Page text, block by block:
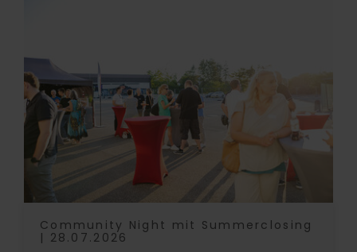
Community Night mit Summerclosing
| 28.07.2026